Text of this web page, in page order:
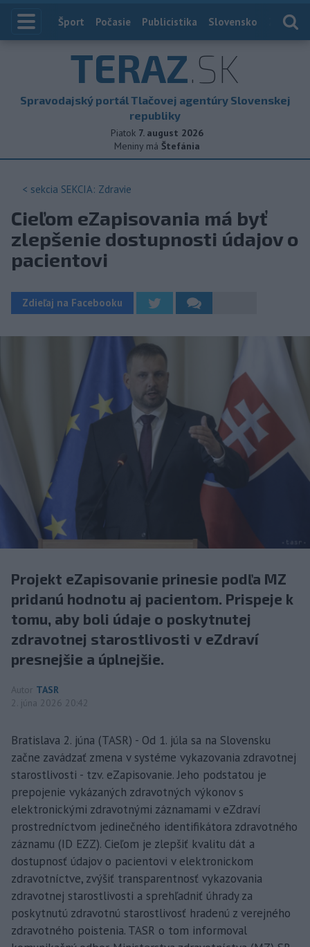
Index
Šport Počasie Publicistika Slovensko
TERAZ.SK
Spravodajský portál Tlačovej agentúry Slovenskej
republiky
Piatok 7. august 2026
Meniny má Štefánia
< sekcia SEKCIA: Zdravie
Cieľom eZapisovania má byť
zlepšenie dostupnosti údajov o
pacientovi
Zdieľaj na Facebooku
Projekt eZapisovanie prinesie podľa MZ
pridanú hodnotu aj pacientom. Prispeje k
tomu, aby boli údaje o poskytnutej
zdravotnej starostlivosti v eZdraví
presnejšie a úplnejšie.
Autor TASR
2. júna 2026 20:42
Bratislava 2. júna (TASR) - Od 1. júla sa na Slovensku
začne zavádzať zmena v systéme vykazovania zdravotnej
starostlivosti - tzv. eZapisovanie. Jeho podstatou je
prepojenie vykázaných zdravotných výkonov s
elektronickými zdravotnými záznamami v eZdraví
prostredníctvom jedinečného identifikátora zdravotného
záznamu (ID EZZ). Cieľom je zlepšiť kvalitu dát a
dostupnosť údajov o pacientovi v elektronickom
zdravotníctve, zvýšiť transparentnosť vykazovania
zdravotnej starostlivosti a sprehľadniť úhrady za
poskytnutú zdravotnú starostlivosť hradenú z verejného
zdravotného poistenia. TASR o tom informoval